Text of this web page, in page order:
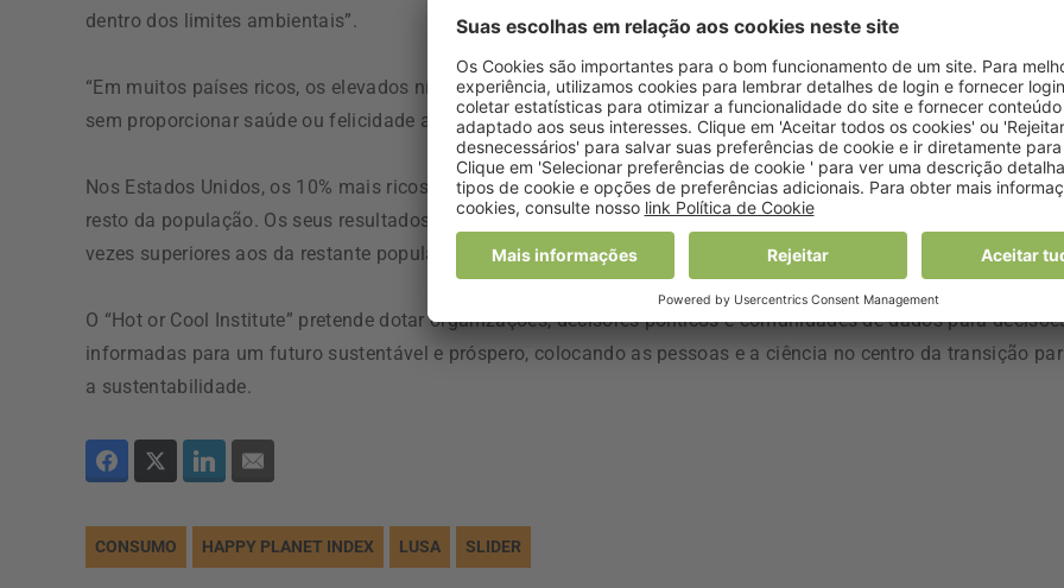
dentro dos limites ambientais”.
“Em muitos países ricos, os elevados níveis de consumo e produção estão a contribuir para o colapso ecológico
sem proporcionar saúde ou felicidade aos seus cidadãos”, acrescenta o documento, citado pela Lusa.
Nos Estados Unidos, os 10% mais ricos têm uma pegada carbónica média quatro vezes maior do que a média
resto da população. Os seus resultados de bem-estar são mais elevados mas apenas marginalmente, não
vezes superiores aos da restante população.
O “Hot or Cool Institute” pretende dotar organizações, decisores políticos e comunidades de dados para
informadas para um futuro sustentável e próspero, colocando as pessoas e a ciência no centro da transição
a sustentabilidade.
CONSUMO HAPPY PLANET INDEX LUSA SLIDER